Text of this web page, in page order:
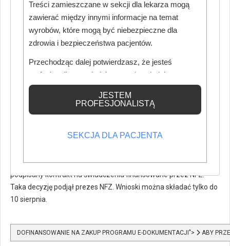
Do 800 zł dofinansowania na zakup programu do e-
zakupiły stosowne oprogramowanie w 2018 lub 2019 roku i mają
podpisany kontrakt na świadczenia finansowane przez NFZ.
Taka decyzję podjął prezes NFZ. Wnioski można składać tylko do
10 sierpnia.
DOFINANSOWANIE NA ZAKUP PROGRAMU E-DOKUMENTACJI"> ABY
Treści zamieszczane w sekcji dla lekarza mogą
zawierać między innymi informacje na temat
wyrobów, które mogą być niebezpieczne dla
zdrowia i bezpieczeństwa pacjentów.
Przechodząc dalej potwierdzasz, że jesteś
profesjonalistą posiadającym odpowiednią
wiedzę medyczną.
JESTEM
PROFESJONALISTĄ
SEKCJA DLA PACJENTA